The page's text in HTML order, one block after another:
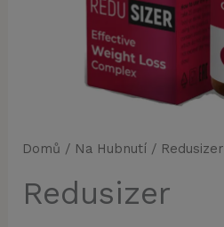
Domů / Na Hubnutí/ Redusizer
Redusizer